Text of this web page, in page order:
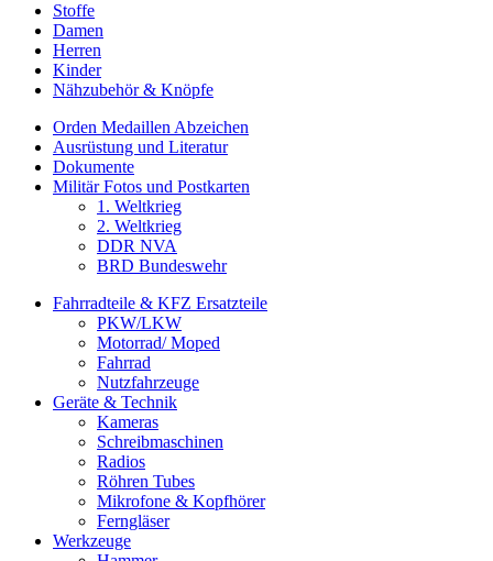
Stoffe
Damen
Herren
Kinder
Nähzubehör & Knöpfe
Orden Medaillen Abzeichen
Ausrüstung und Literatur
Dokumente
Militär Fotos und Postkarten
1. Weltkrieg
2. Weltkrieg
DDR NVA
BRD Bundeswehr
Fahrradteile & KFZ Ersatzteile
PKW/LKW
Motorrad/ Moped
Fahrrad
Nutzfahrzeuge
Geräte & Technik
Kameras
Schreibmaschinen
Radios
Röhren Tubes
Mikrofone & Kopfhörer
Ferngläser
Werkzeuge